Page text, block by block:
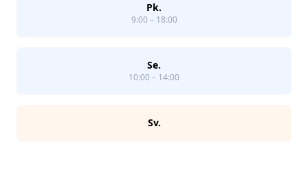
Pk.
9:00 – 18:00
Se.
10:00 – 14:00
Sv.